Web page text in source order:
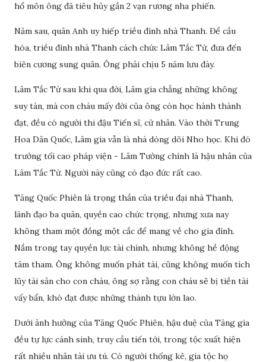
hổ môn ông đã tiêu hủy gần 2 vạn rương nha phiến.
Năm sau, quân Anh uy hiếp triều đình nhà Thanh. Để cầu
hòa, triều đình nhà Thanh cách chức Lâm Tắc Từ, đưa đến
biên cương sung quân. Ông phải chịu 5 năm lưu đày.
Lâm Tắc Từ sau khi qua đời, Lâm gia chẳng những không
suy tàn, mà con cháu mấy đời của ông còn học hành thành
đạt, đều có người thi đậu Tiến sĩ, cử nhân. Vào thời Trung
Hoa Dân Quốc, Lâm gia vẫn là nhà dòng dõi Nho học. Khi đó
trưởng tối cao pháp viện - Lâm Tường chính là hậu nhân của
Lâm Tắc Từ. Người này cũng có đạo đức rất cao.
Tăng Quốc Phiên là trọng thần của triều đại nhà Thanh,
lãnh đạo ba quân, quyền cao chức trọng, nhưng xưa nay
không tham một đồng một cắc để mang về cho gia đình.
Nắm trong tay quyền lực tài chính, nhưng không hề động
tâm tham. Ông không muốn phát tài, cũng không muốn tích
lũy tài sản cho con cháu, ông sợ rằng con cháu sẽ bị tiền tài
vấy bẩn, khó đạt được những thành tựu lớn lao.
Dưới ảnh hưởng của Tăng Quốc Phiên, hậu duệ của Tăng gia
đều tự lực cánh sinh, truy cầu tiến tới, trong tộc xuất hiện
rất nhiều nhân tài ưu tú. Có người thống kê, gia tộc họ